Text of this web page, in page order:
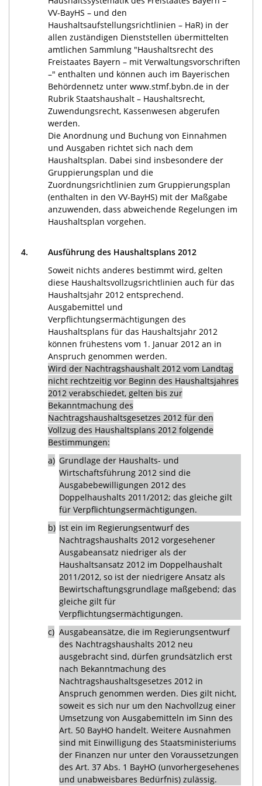
VV-BayHS – und den
Haushaltsaufstellungsrichtlinien – HaR) in der
allen zuständigen Dienststellen übermittelten
amtlichen Sammlung "Haushaltsrecht des
Freistaates Bayern – mit Verwaltungsvorschriften
–" enthalten und können auch im Bayerischen
Behördennetz unter www.stmf.bybn.de in der
Rubrik Staatshaushalt – Haushaltsrecht,
Zuwendungsrecht, Kassenwesen abgerufen
werden.
Die Anordnung und Buchung von Einnahmen
und Ausgaben richtet sich nach dem
Haushaltsplan. Dabei sind insbesondere der
Gruppierungsplan und die
Zuordnungsrichtlinien zum Gruppierungsplan
(enthalten in den VV-BayHS) mit der Maßgabe
anzuwenden, dass abweichende Regelungen im
Haushaltsplan vorgehen.
4.
Ausführung des Haushaltsplans 2012
Soweit nichts anderes bestimmt wird, gelten
diese Haushaltsvollzugsrichtlinien auch für das
Haushaltsjahr 2012 entsprechend.
Ausgabemittel und
Verpflichtungsermächtigungen des
Haushaltsplans für das Haushaltsjahr 2012
können frühestens vom 1. Januar 2012 an in
Anspruch genommen werden.
Wird der Nachtragshaushalt 2012 vom Landtag
nicht rechtzeitig vor Beginn des Haushaltsjahres
2012 verabschiedet, gelten bis zur
Bekanntmachung des
Nachtragshaushaltsgesetzes 2012 für den
Vollzug des Haushaltsplans 2012 folgende
Bestimmungen:
a) Grundlage der Haushalts- und
Wirtschaftsführung 2012 sind die
Ausgabebewilligungen 2012 des
Doppelhaushalts 2011/2012; das gleiche gilt
für Verpflichtungsermächtigungen.
b) Ist ein im Regierungsentwurf des
Nachtragshaushalts 2012 vorgesehener
Ausgabeansatz niedriger als der
Haushaltsansatz 2012 im Doppelhaushalt
2011/2012, so ist der niedrigere Ansatz als
Bewirtschaftungsgrundlage maßgebend; das
gleiche gilt für
Verpflichtungsermächtigungen.
c) Ausgabeansätze, die im Regierungsentwurf
des Nachtragshaushalts 2012 neu
ausgebracht sind, dürfen grundsätzlich erst
nach Bekanntmachung des
Nachtragshaushaltsgesetzes 2012 in
Anspruch genommen werden. Dies gilt nicht,
soweit es sich nur um den Nachvollzug einer
Umsetzung von Ausgabemitteln im Sinn des
Art. 50 BayHO handelt. Weitere Ausnahmen
sind mit Einwilligung des Staatsministeriums
der Finanzen nur unter den Voraussetzungen
des Art. 37 Abs. 1 BayHO (unvorhergesehenes
und unabweisbares Bedürfnis) zulässig.